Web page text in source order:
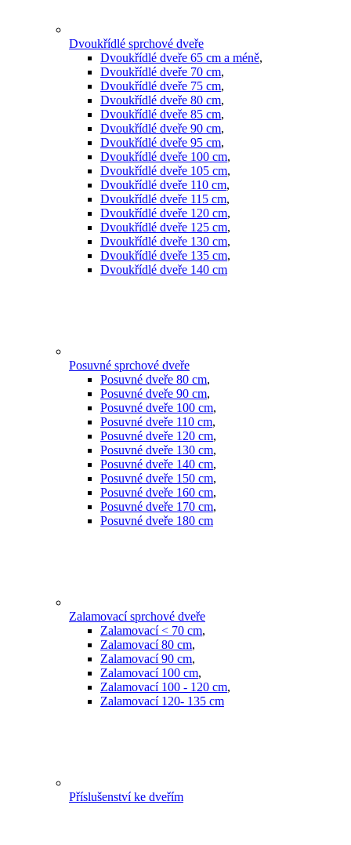
Dvoukřídlé sprchové dveře
Dvoukřídlé dveře 65 cm a méně,
Dvoukřídlé dveře 70 cm,
Dvoukřídlé dveře 75 cm,
Dvoukřídlé dveře 80 cm,
Dvoukřídlé dveře 85 cm,
Dvoukřídlé dveře 90 cm,
Dvoukřídlé dveře 95 cm,
Dvoukřídlé dveře 100 cm,
Dvoukřídlé dveře 105 cm,
Dvoukřídlé dveře 110 cm,
Dvoukřídlé dveře 115 cm,
Dvoukřídlé dveře 120 cm,
Dvoukřídlé dveře 125 cm,
Dvoukřídlé dveře 130 cm,
Dvoukřídlé dveře 135 cm,
Dvoukřídlé dveře 140 cm
Posuvné sprchové dveře
Posuvné dveře 80 cm,
Posuvné dveře 90 cm,
Posuvné dveře 100 cm,
Posuvné dveře 110 cm,
Posuvné dveře 120 cm,
Posuvné dveře 130 cm,
Posuvné dveře 140 cm,
Posuvné dveře 150 cm,
Posuvné dveře 160 cm,
Posuvné dveře 170 cm,
Posuvné dveře 180 cm
Zalamovací sprchové dveře
Zalamovací < 70 cm,
Zalamovací 80 cm,
Zalamovací 90 cm,
Zalamovací 100 cm,
Zalamovací 100 - 120 cm,
Zalamovací 120- 135 cm
Příslušenství ke dveřím